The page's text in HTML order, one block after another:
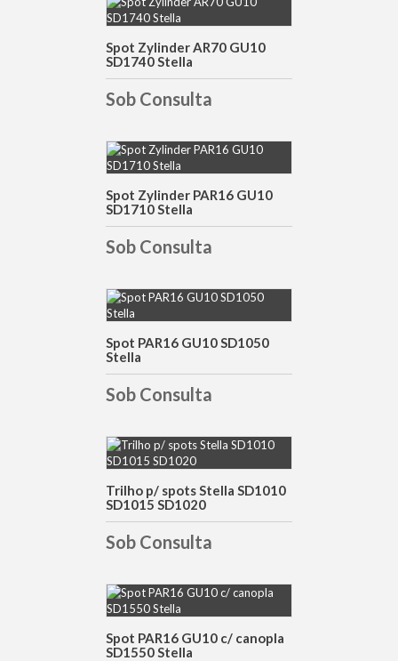
DETALHES
Spot Zylinder AR70 GU10
SD1740 Stella
Sob Consulta
DETALHES
Spot Zylinder PAR16 GU10
SD1710 Stella
Sob Consulta
DETALHES
Spot PAR16 GU10 SD1050
Stella
Sob Consulta
DETALHES
Trilho p/ spots Stella SD1010
SD1015 SD1020
Sob Consulta
DETALHES
Spot PAR16 GU10 c/ canopla
SD1550 Stella